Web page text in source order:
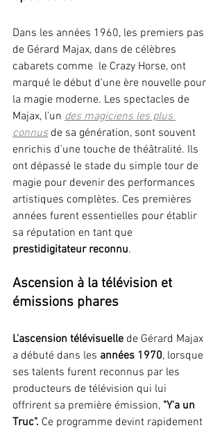
Dans les années 1960, les premiers pas
de Gérard Majax, dans de célèbres
cabarets comme  le Crazy Horse, ont
marqué le début d'une ère nouvelle pour
la magie moderne. Les spectacles de
Majax, l’un des magiciens les plus
connus de sa génération, sont souvent
enrichis d'une touche de théâtralité. Ils
ont dépassé le stade du simple tour de
magie pour devenir des performances
artistiques complètes. Ces premières
années furent essentielles pour établir
sa réputation en tant que
prestidigitateur reconnu.
Ascension à la télévision et
émissions phares
L'ascension télévisuelle de Gérard Majax
a débuté dans les années 1970, lorsque
ses talents furent reconnus par les
producteurs de télévision qui lui
offrirent sa première émission, "Y'a un
Truc". Ce programme devint rapidement